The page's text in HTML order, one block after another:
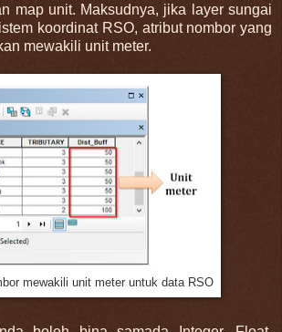
map unit. Maksudnya, jika layer sungai
koordinat RSO, atribut nombor yang
mewakili unit meter.
mewakili unit meter untuk data RSO